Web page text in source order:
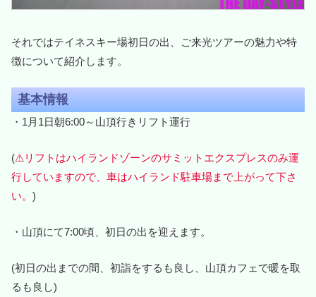
それではテイネスキー場初日の出、ご来光ツアーの魅力や特
徴について紹介します。
基本情報
・1月1日朝6:00～山頂行きリフト運行
(⚠リフトはハイランドゾーンのサミットエクスプレスのみ運
行していますので、車はハイランド駐車場まで上がって下さ
い。 )
・山頂にて7:00頃、初日の出を迎えます。
(初日の出までの間、初詣をするも良し、山頂カフェで暖を取
るも良し)